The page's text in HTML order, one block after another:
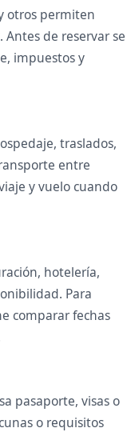
otros permiten
Antes de reservar se
impuestos y
traslados,
entre
y vuelo cuando
hotelería,
Para
comparar fechas
pasaporte, visas o
o requisitos